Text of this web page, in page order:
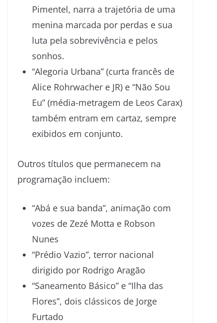
Pimentel, narra a trajetória de uma
menina marcada por perdas e sua
luta pela sobrevivência e pelos
sonhos.
“Alegoria Urbana” (curta francês de
Alice Rohrwacher e JR) e “Não Sou
Eu” (média-metragem de Leos Carax)
também entram em cartaz, sempre
exibidos em conjunto.
Outros títulos que permanecem na
programação incluem:
“Abá e sua banda”, animação com
vozes de Zezé Motta e Robson
Nunes
“Prédio Vazio”, terror nacional
dirigido por Rodrigo Aragão
“Saneamento Básico” e “Ilha das
Flores”, dois clássicos de Jorge
Furtado